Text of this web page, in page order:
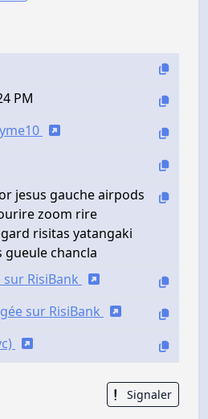
PM
jesus gauche airpods
zoom rire
risitas yatangaki
chancla
RisiBank
sur RisiBank
Signaler